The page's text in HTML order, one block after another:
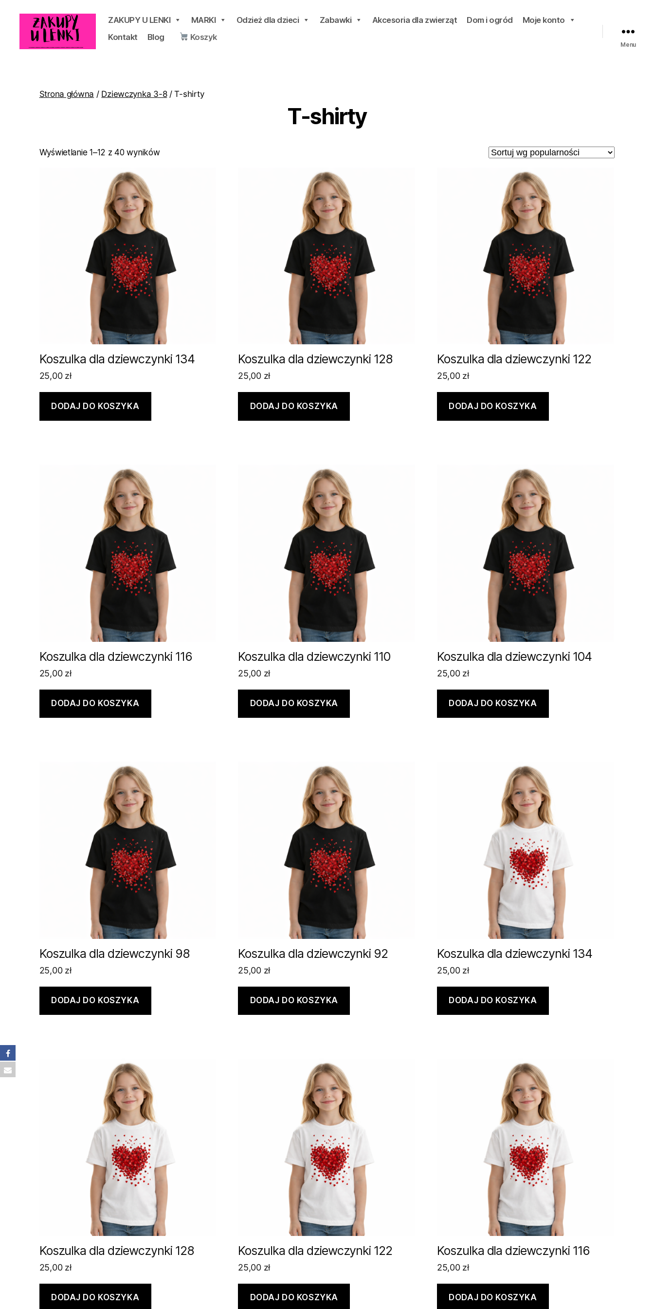
ZAKUPY U LENKI MARKI Odzież dla dzieci Zabawki Akcesoria dla zwierząt Dom i ogród
Moje konto
Kontakt
Blog Koszyk
Menu
Strona główna / Dziewczynka 3-8/ T-shirty
T-shirty
Wyświetlanie 1–12 z 40 wynikówPosortowane
Koszulka dla dziewczynki 134
25,00 zł
DODAJ DO KOSZYKA
Koszulka dla dziewczynki 128
25,00 zł
DODAJ DO KOSZYKA
Koszulka dla dziewczynki 122
25,00 zł
DODAJ DO KOSZYKA
Koszulka dla dziewczynki 116
25,00 zł
DODAJ DO KOSZYKA
Koszulka dla dziewczynki 110
25,00 zł
DODAJ DO KOSZYKA
Koszulka dla dziewczynki 104
25,00 zł
DODAJ DO KOSZYKA
Koszulka dla dziewczynki 98
25,00 zł
DODAJ DO KOSZYKA
Koszulka dla dziewczynki 92
25,00 zł
DODAJ DO KOSZYKA
Koszulka dla dziewczynki 134
25,00 zł
DODAJ DO KOSZYKA
Koszulka dla dziewczynki 128
25,00 zł
DODAJ DO KOSZYKA
Koszulka dla dziewczynki 122
25,00 zł
DODAJ DO KOSZYKA
Koszulka dla dziewczynki 116
25,00 zł
DODAJ DO KOSZYKA